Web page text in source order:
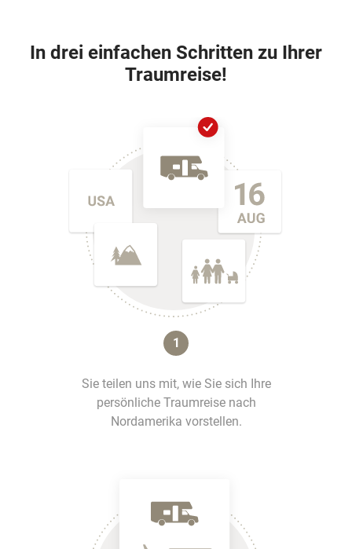
In drei einfachen Schritten zu Ihrer
Traumreise!
1
Sie teilen uns mit, wie Sie sich Ihre
persönliche Traumreise nach
Nordamerika vorstellen.